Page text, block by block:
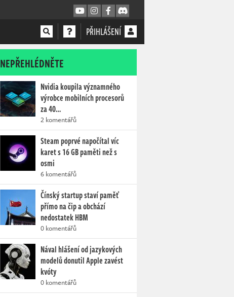
PŘIHLÁŠENÍ
NEPŘEHLÉDNĚTE
Nvidia koupila významného
výrobce mobilních procesorů
za 40…
2 komentářů
Steam poprvé napočítal víc
karet s 16 GB paměti než s
osmi
6 komentářů
Čínský startup staví paměť
přímo na čip a obchází
nedostatek HBM
0 komentářů
Nával hlášení od jazykových
modelů donutil Apple zavést
kvóty
0 komentářů